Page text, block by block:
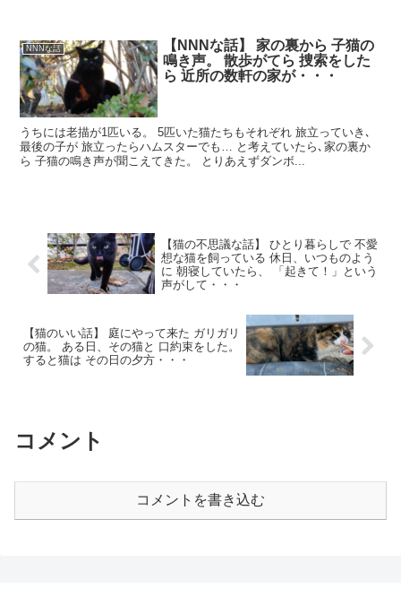
NNNな話
【NNNな話】 家の裏から 子猫の
鳴き声。 散歩がてら 捜索をした
ら 近所の数軒の家が・・・
うちには老描が1匹いる。 5匹いた猫たちもそれぞれ 旅立っていき､
最後の子が 旅立ったらハムスターでも… と考えていたら､家の裏か
ら 子猫の鳴き声が聞こえてきた。 とりあえずダンボ...
【猫の不思議な話】 ひとり暮らしで 不愛
想な猫を飼っている 休日、いつものよう
に 朝寝していたら、 「起きて！」という
声がして・・・
【猫のいい話】 庭にやって来た ガリガリ
の猫。 ある日、その猫と 口約束をした。
すると猫は その日の夕方・・・
コメント
コメントを書き込む